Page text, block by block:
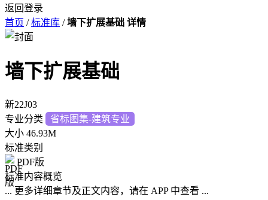
返回登录
首页 / 标准库 / 墙下扩展基础 详情
墙下扩展基础
新22J03
专业分类
省标图集-建筑专业
大小 46.93M
标准类别
PDF版
标准内容概览
... 更多详细章节及正文内容，请在 APP 中查看 ...